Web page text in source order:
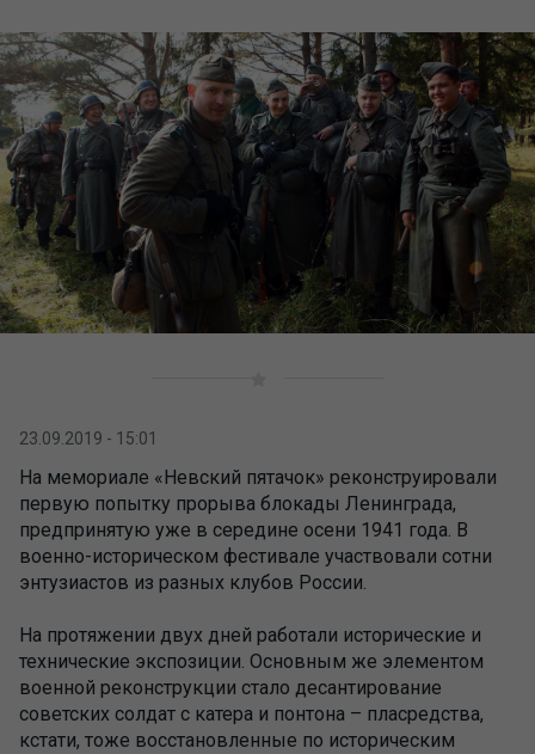
23.09.2019 - 15:01
На мемориале «Невский пятачок» реконструировали
первую попытку прорыва блокады Ленинграда,
предпринятую уже в середине осени 1941 года. В
военно-историческом фестивале участвовали сотни
энтузиастов из разных клубов России.
На протяжении двух дней работали исторические и
технические экспозиции. Основным же элементом
военной реконструкции стало десантирование
советских солдат с катера и понтона – пласредства,
кстати, тоже восстановленные по историческим